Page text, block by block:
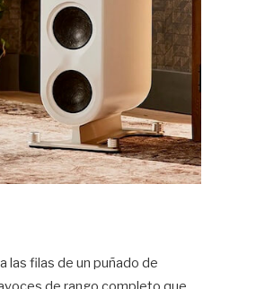
las filas de un puñado de